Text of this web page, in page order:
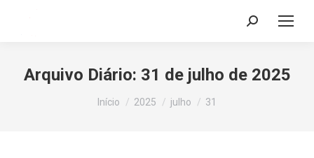
Search:
Arquivo Diário: 31 de julho de 2025
Você está aqui:
Início 2025 julho 31